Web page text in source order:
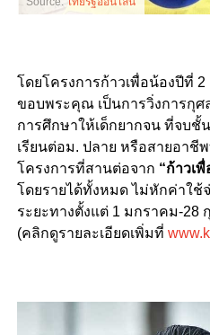
โดยโครงการก้าวเพื่อน้องปีที่
ขอบพระคุณ เป็นการวิ่งการกุ
การศึกษาให้เด็กยากจน ที่จบ
เรียนต่อม. ปลาย หรือสายอาชี
โครงการที่สานต่อจาก “ก้าวเ
โดยรายได้ทั้งหมด ไม่หักค่าใช้
ระยะทางตั้งแต่ 1 มกราคม-28
(คลิกดูรายละเอียดเพิ่มที่